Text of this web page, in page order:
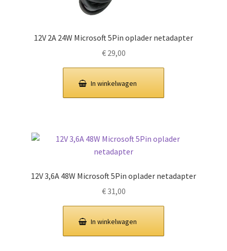
12V 2A 24W Microsoft 5Pin oplader netadapter
€29,00
In winkelwagen
12V 3,6A 48W Microsoft 5Pin oplader netadapter
€31,00
In winkelwagen